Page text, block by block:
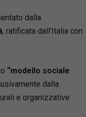
e delle
di Teramo e in
della Campania
effettiva della
del
dalla
, ratificata dall’Italia con
“modello sociale
dalla
e organizzative